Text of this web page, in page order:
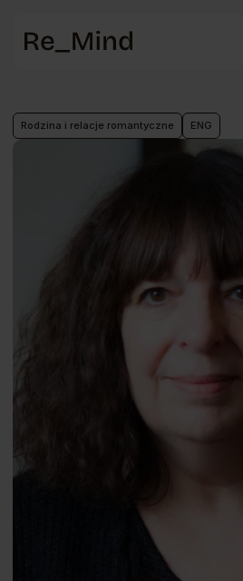
Rodzina i relacje romantyczne ENG